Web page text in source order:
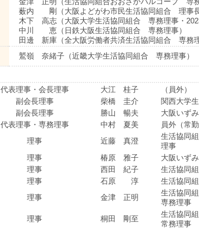
薮内 剛（大阪よどがわ市民生活協同組合 理事長
木下 高志（大阪大学生活協同組合 専務理事・
中川 恵（日鉄大阪生活協同組合 専務理事）
田邊 新庫（全大阪労働者共済生活協同組合 専務理
鷲嶺 奈緒子（近畿大学生活協同組合 専務理事）
代表理事・会長理事 大江 桂子
（員外）
副会長理事
柴橋 圭介
関西大学
副会長理事
勝山 暢夫
大阪いず
代表理事・専務理事
中村 夏美
員外（常勤
理事
近藤 真澄
生活協同
理事
理事
椿原 雅子
大阪いず
理事
西田 紀子
生活協同
理事
石原 淳
生活協同
理事
金津 正明
生活協同
専務理事
理事
桐田 剛至
生活協同
常務理事